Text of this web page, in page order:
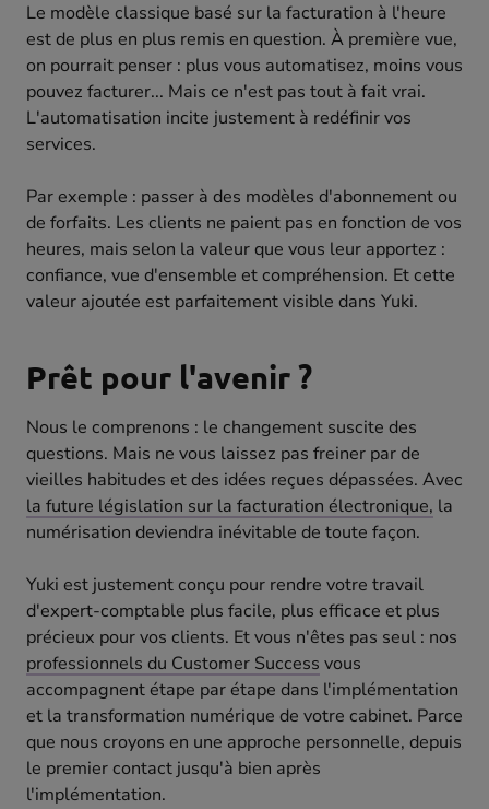
Le modèle classique basé sur la facturation à l'heure
est de plus en plus remis en question. À première vue,
on pourrait penser : plus vous automatisez, moins vous
pouvez facturer... Mais ce n'est pas tout à fait vrai.
L'automatisation incite justement à redéfinir vos
services.
Par exemple : passer à des modèles d'abonnement ou
de forfaits. Les clients ne paient pas en fonction de vos
heures, mais selon la valeur que vous leur apportez :
confiance, vue d'ensemble et compréhension. Et cette
valeur ajoutée est parfaitement visible dans Yuki.
Prêt pour l'avenir ?
Nous le comprenons : le changement suscite des
questions. Mais ne vous laissez pas freiner par de
vieilles habitudes et des idées reçues dépassées. Avec
la future législation sur la facturation électronique, la
numérisation deviendra inévitable de toute façon.
Yuki est justement conçu pour rendre votre travail
d'expert-comptable plus facile, plus efficace et plus
précieux pour vos clients. Et vous n'êtes pas seul : nos
professionnels du Customer Success vous
accompagnent étape par étape dans l'implémentation
et la transformation numérique de votre cabinet. Parce
que nous croyons en une approche personnelle, depuis
le premier contact jusqu'à bien après
l'implémentation.